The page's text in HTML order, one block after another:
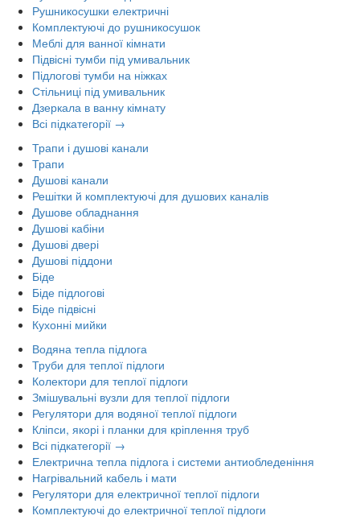
Рушникосушки електричні
Комплектуючі до рушникосушок
Меблі для ванної кімнати
Підвісні тумби під умивальник
Підлогові тумби на ніжках
Стільниці під умивальник
Дзеркала в ванну кімнату
Всі підкатегорії →
Трапи і душові канали
Трапи
Душові канали
Решітки й комплектуючі для душових каналів
Душове обладнання
Душові кабіни
Душові двері
Душові піддони
Біде
Біде підлогові
Біде підвісні
Кухонні мийки
Водяна тепла підлога
Труби для теплої підлоги
Колектори для теплої підлоги
Змішувальні вузли для теплої підлоги
Регулятори для водяної теплої підлоги
Кліпси, якорі і планки для кріплення труб
Всі підкатегорії →
Електрична тепла підлога і системи антиобледеніння
Нагрівальний кабель і мати
Регулятори для електричної теплої підлоги
Комплектуючі до електричної теплої підлоги